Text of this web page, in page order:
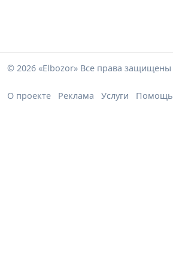
© 2026 «Elbozor» Все права защищены
О проекте Реклама Услуги Помощь